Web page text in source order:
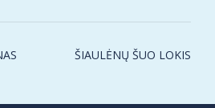
ŠIAULĖNŲ ŠUO LOKIS